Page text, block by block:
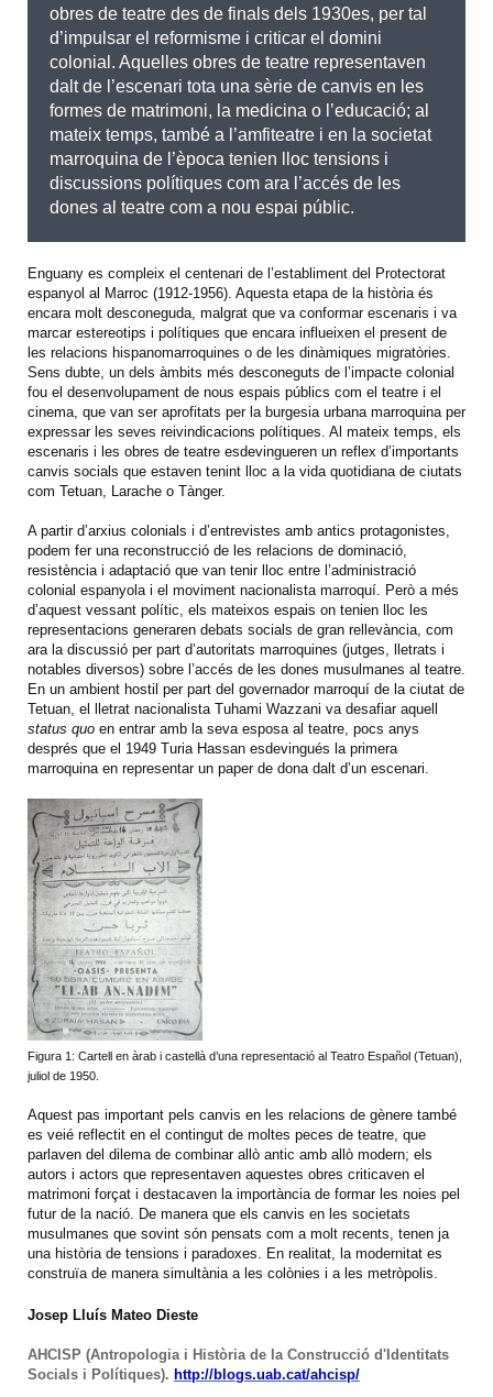
obres de teatre des de finals dels 1930es, per tal
d’impulsar el reformisme i criticar el domini
colonial. Aquelles obres de teatre representaven
dalt de l’escenari tota una sèrie de canvis en les
formes de matrimoni, la medicina o l’educació; al
mateix temps, també a l’amfiteatre i en la societat
marroquina de l’època tenien lloc tensions i
discussions polítiques com ara l’accés de les
dones al teatre com a nou espai públic.
Enguany es compleix el centenari de l’establiment del Protectorat
espanyol al Marroc (1912-1956). Aquesta etapa de la història és
encara molt desconeguda, malgrat que va conformar escenaris i va
marcar estereotips i polítiques que encara influeixen el present de
les relacions hispanomarroquines o de les dinàmiques migratòries.
Sens dubte, un dels àmbits més desconeguts de l’impacte colonial
fou el desenvolupament de nous espais públics com el teatre i el
cinema, que van ser aprofitats per la burgesia urbana marroquina per
expressar les seves reivindicacions polítiques. Al mateix temps, els
escenaris i les obres de teatre esdevingueren un reflex d’importants
canvis socials que estaven tenint lloc a la vida quotidiana de ciutats
com Tetuan, Larache o Tànger.
A partir d’arxius colonials i d’entrevistes amb antics protagonistes,
podem fer una reconstrucció de les relacions de dominació,
resistència i adaptació que van tenir lloc entre l’administració
colonial espanyola i el moviment nacionalista marroquí. Però a més
d’aquest vessant polític, els mateixos espais on tenien lloc les
representacions generaren debats socials de gran rellevància, com
ara la discussió per part d’autoritats marroquines (jutges, lletrats i
notables diversos) sobre l’accés de les dones musulmanes al teatre.
En un ambient hostil per part del governador marroquí de la ciutat de
Tetuan, el lletrat nacionalista Tuhami Wazzani va desafiar aquell
status quo en entrar amb la seva esposa al teatre, pocs anys
després que el 1949 Turia Hassan esdevingués la primera
marroquina en representar un paper de dona dalt d’un escenari.
Figura 1: Cartell en àrab i castellà d’una representació al Teatro Español (Tetuan),
juliol de 1950.
Aquest pas important pels canvis en les relacions de gènere també
es veié reflectit en el contingut de moltes peces de teatre, que
parlaven del dilema de combinar allò antic amb allò modern; els
autors i actors que representaven aquestes obres criticaven el
matrimoni forçat i destacaven la importància de formar les noies pel
futur de la nació. De manera que els canvis en les societats
musulmanes que sovint són pensats com a molt recents, tenen ja
una història de tensions i paradoxes. En realitat, la modernitat es
construïa de manera simultània a les colònies i a les metròpolis.
Josep Lluís Mateo Dieste
AHCISP (Antropologia i Història de la Construcció d'Identitats
Socials i Polítiques). http://blogs.uab.cat/ahcisp/